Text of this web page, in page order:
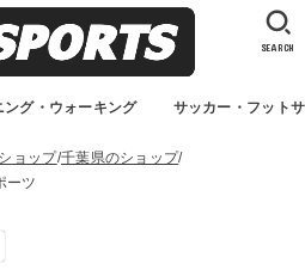
ング・ウォーキング サッカー・フット
SEARCH
ョップ 千葉県のショップ
ーツ